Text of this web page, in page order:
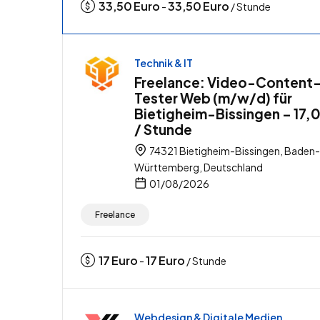
33,50Euro -33,50Euro / Stunde
Technik & IT
Freelance: Video-Content-
Tester Web (m/w/d) für
Bietigheim-Bissingen –
/ Stunde
74321 Bietigheim-Bissingen, Baden-
Württemberg, Deutschland
01/08/2026
Freelance
17Euro -17Euro / Stunde
Webdesign & Digitale Medien